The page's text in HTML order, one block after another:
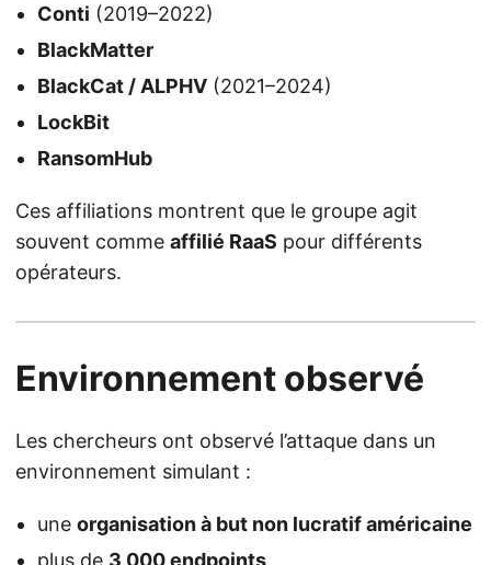
Conti (2019–2022)
BlackMatter
BlackCat / ALPHV (2021–2024)
LockBit
RansomHub
Ces affiliations montrent que le groupe agit
souvent comme affilié RaaS pour différents
opérateurs.
Environnement observé
Les chercheurs ont observé l’attaque dans un
environnement simulant :
une organisation à but non lucratif américaine